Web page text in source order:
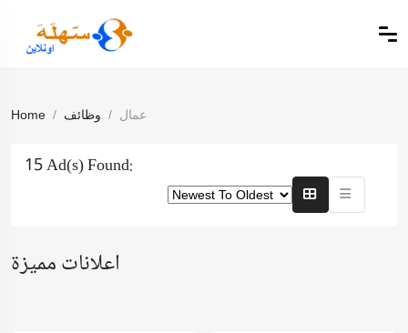
Home وظائف عمال
15 Ad(s) Found:
اعلانات مميزة